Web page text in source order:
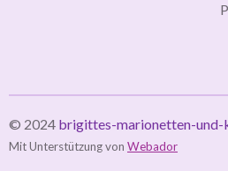
© 2024 brigittes-marionetten-und-
Mit Unterstützung von Webador